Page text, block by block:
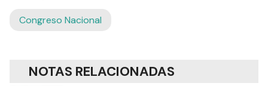
Congreso Nacional
NOTAS RELACIONADAS